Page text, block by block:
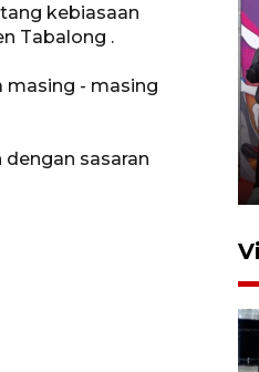
kebiasaan
Tabalong .
masing - masing
sasaran
Syahrial hadiri